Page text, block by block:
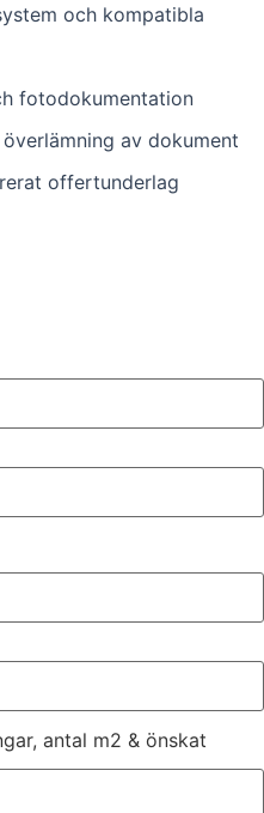
och kompatibla
fotodokumentation
av dokument
offertunderlag
antal m2 & önskat